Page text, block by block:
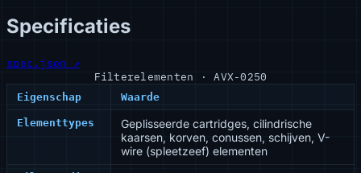
Specificaties
spec.json ↗
Filterelementen · AVX-0250
Eigenschap Waarde
Elementtypes
Geplisseerde cartridges, cilindrische
kaarsen, korven, conussen, schijven, V-
wire (spleetzeef) elementen